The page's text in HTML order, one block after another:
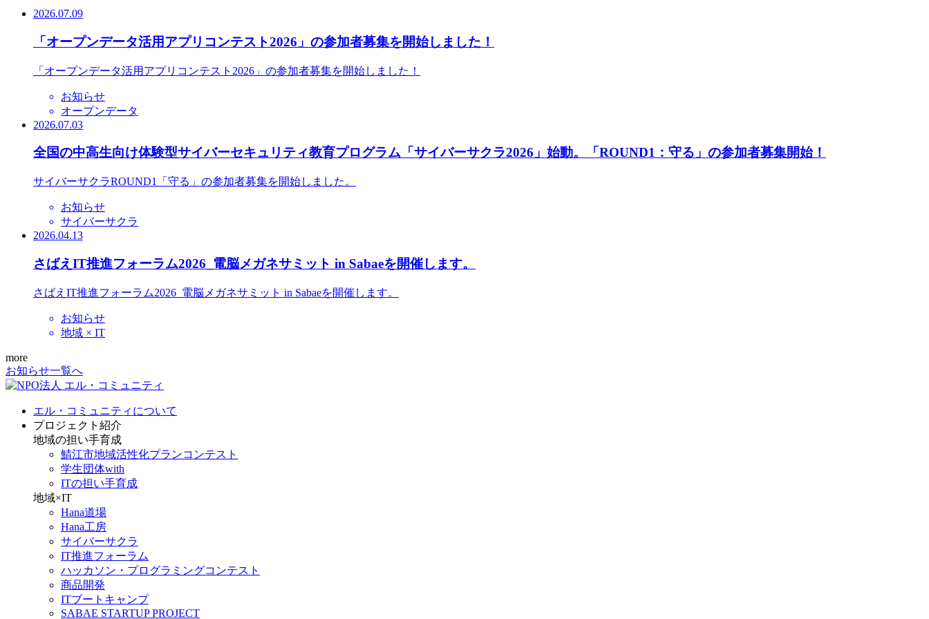
2026.07.09
「オープンデータ活用アプリコンテスト2026」の参加者募集を開始しました！
「オープンデータ活用アプリコンテスト2026」の参加者募集を開始しました！
お知らせ
オープンデータ
2026.07.03
全国の中高生向け体験型サイバーセキュリティ教育プログラム「サイバーサクラ2026」始動。「ROUND1：守る」の参加者募集開始！
サイバーサクラROUND1「守る」の参加者募集を開始しました。
お知らせ
サイバーサクラ
2026.04.13
さばえIT推進フォーラム2026_電脳メガネサミット in Sabaeを開催します。
さばえIT推進フォーラム2026_電脳メガネサミット in Sabaeを開催します。
お知らせ
地域 × IT
more
お知らせ一覧へ
エル・コミュニティについて
プロジェクト紹介
地域の担い手育成
鯖江市地域活性化プランコンテスト
学生団体with
ITの担い手育成
地域×IT
Hana道場
Hana工房
サイバーサクラ
IT推進フォーラム
ハッカソン・プログラミングコンテスト
商品開発
ITブートキャンプ
SABAE STARTUP PROJECT